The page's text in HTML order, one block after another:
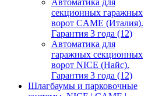
Автоматика для
секционных гаражных
ворот CAME (Италия).
Гарантия 3 года (12)
Автоматика для
гаражных секционных
ворот NICE (Найс).
Гарантия 3 года (12)
Шлагбаумы и парковочные